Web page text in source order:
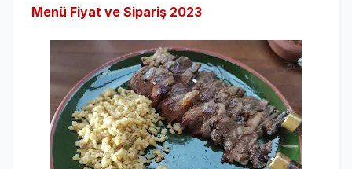
Menü Fiyat ve Sipariş 2023